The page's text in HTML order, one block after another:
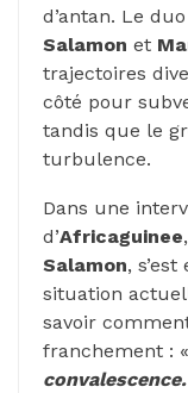
d’antan. Le
Salamon et
trajectoires
côté pour
tandis que le
turbulence.
Dans une
d’Africaguinee,
Salamon,
situation
savoir
franchement : «